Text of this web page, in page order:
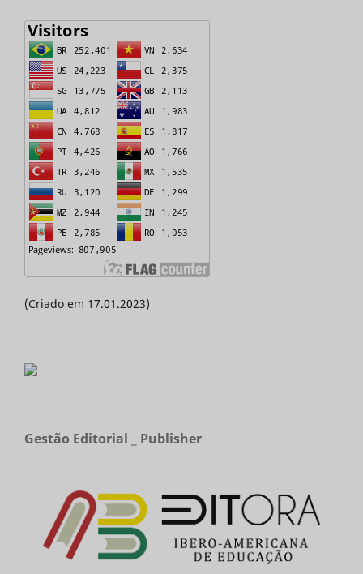
(Criado em 17.01.2023)
Gestão Editorial _ Publisher